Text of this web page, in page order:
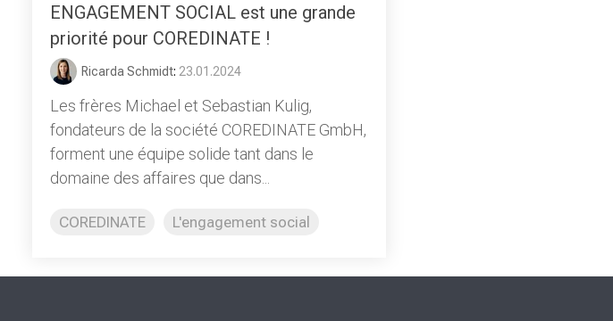
ENGAGEMENT SOCIAL est une grande
priorité pour COREDINATE !
Ricarda Schmidt: 23.01.2024
Les frères Michael et Sebastian Kulig,
fondateurs de la société COREDINATE GmbH,
forment une équipe solide tant dans le
domaine des affaires que dans...
COREDINATE L'engagement social